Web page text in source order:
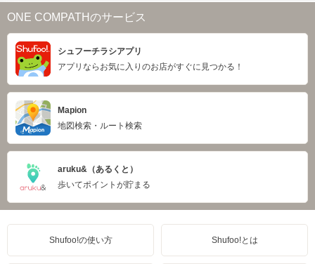
ONE COMPATHのサービス
シュフーチラシアプリ
アプリならお気に入りのお店がすぐに見つかる！
Mapion
地図検索・ルート検索
aruku&（あるくと）
歩いてポイントが貯まる
Shufoo!の使い方 Shufoo!とは